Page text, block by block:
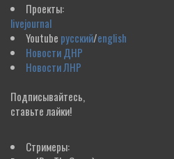
Проекты:
livejournal
Youtube русский/english
Новости ДНР
Новости ЛНР
Подписывайтесь,
ставьте лайки!
Стримеры: